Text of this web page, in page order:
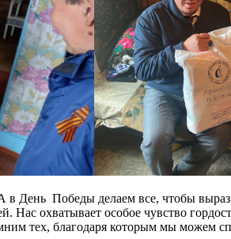
День Победы делаем все, чтобы
охватывает особое чувство
тех, благодаря которым мы можем